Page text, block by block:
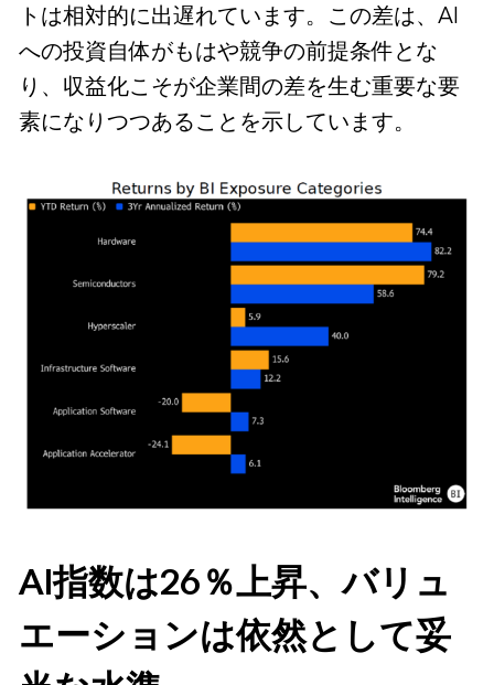
トは相対的に出遅れています。この差は、AI
への投資自体がもはや競争の前提条件とな
り、収益化こそが企業間の差を生む重要な要
素になりつつあることを示しています。
AI指数は26％上昇、バリュ
エーションは依然として妥